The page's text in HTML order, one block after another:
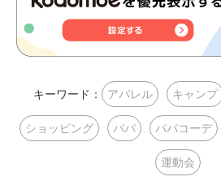
キーワード： アパレル キャンプ
ショッピング パパ パパコーデ
運動会